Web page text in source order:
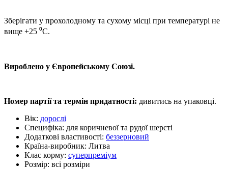
Зберігати у прохолодному та сухому місці при температурі не
вище +25 ⁰C.
Вироблено у Європейському Союзі.
Номер партії та термін придатності: дивитись на упаковці.
Вік: дорослі
Специфіка: для коричневої та рудої шерсті
Додаткові властивості: беззерновий
Країна-виробник: Литва
Клас корму: суперпреміум
Розмір: всі розміри